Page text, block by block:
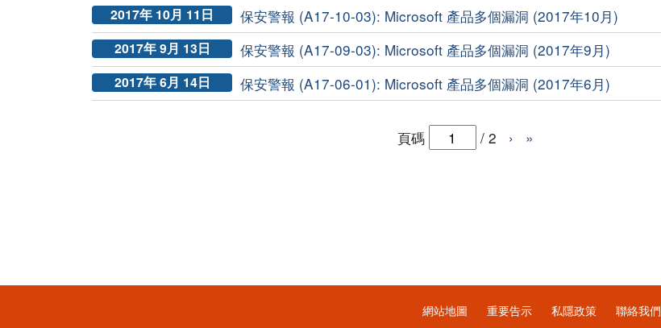
2017年 10月 11日 保安警報 (A17-10-03): Microsoft 產品多個漏洞 (2017年10月)
2017年 9月 13日 保安警報 (A17-09-03): Microsoft 產品多個漏洞 (2017年9月)
2017年 6月 14日 保安警報 (A17-06-01): Microsoft 產品多個漏洞 (2017年6月)
頁碼 / 2 › »
網站地圖 重要告示 私隱政策 聯絡我們